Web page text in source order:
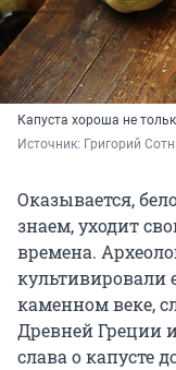
Капуста хороша не
Источник: Григорий
Оказывается,
знаем, уходит
времена.
культивировали
каменном веке,
Древней Греции
слава о капусте